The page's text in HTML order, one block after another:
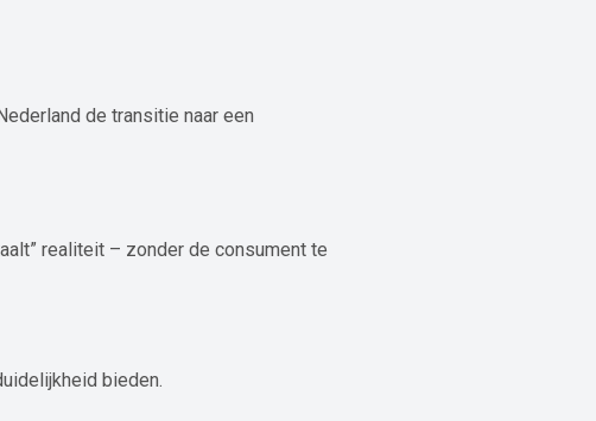
de transitie naar een
realiteit – zonder de consument te
bieden.